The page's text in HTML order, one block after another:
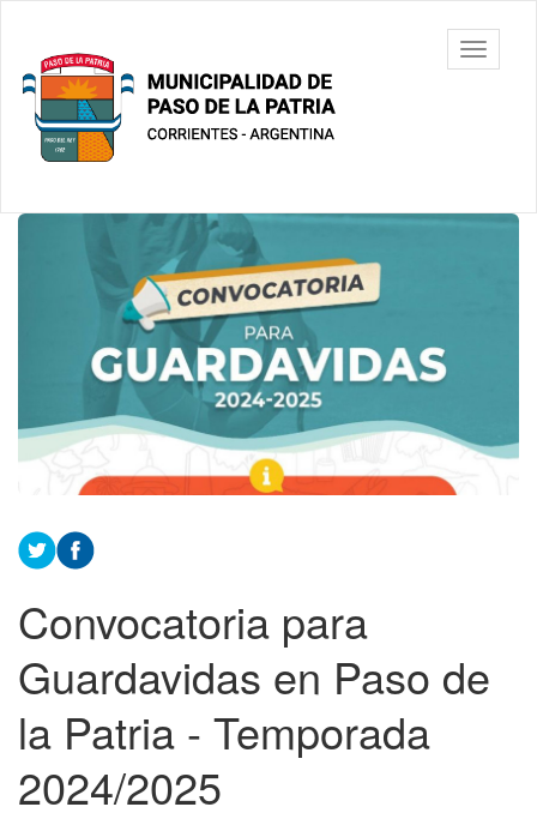
contenido
principal
Municipalidad
de Paso De
La Patria
barra
Contenido
principal
Convocatoria para
Guardavidas en Paso de
la Patria - Temporada
2024/2025